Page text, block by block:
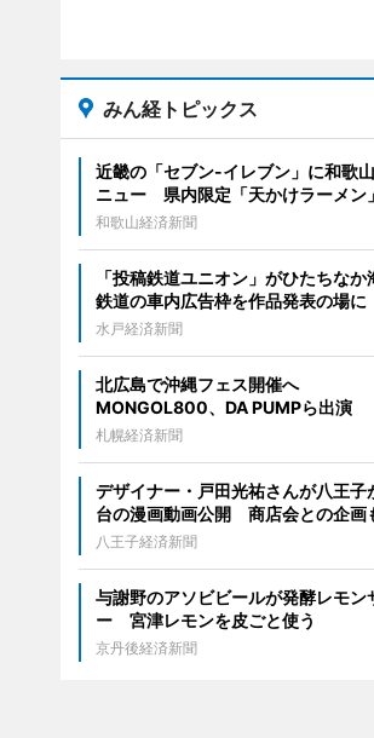
みん経トピックス
近畿の「セブン-イレブン」に和歌
ニュー 県内限定「天かけラーメン
和歌山経済新聞
「投稿鉄道ユニオン」がひたちなか
鉄道の車内広告枠を作品発表の場に
水戸経済新聞
北広島で沖縄フェス開催へ
MONGOL800、DA PUMPら出演
札幌経済新聞
デザイナー・戸田光祐さんが八王子
台の漫画動画公開 商店会との企画
八王子経済新聞
与謝野のアソビビールが発酵レモン
ー 宮津レモンを皮ごと使う
京丹後経済新聞